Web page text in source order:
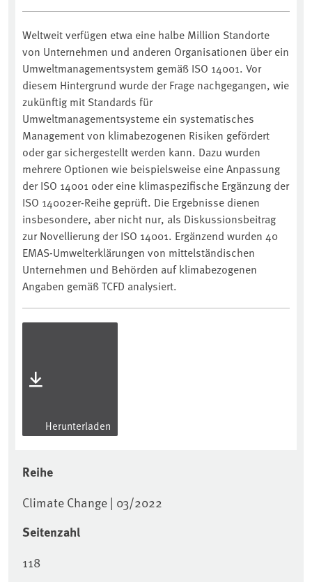
Weltweit verfügen etwa eine halbe Million Standorte
von Unternehmen und anderen Organisationen über ein
Umweltmanagementsystem gemäß ISO 14001. Vor
diesem Hintergrund wurde der Frage nachgegangen, wie
zukünftig mit Standards für
Umweltmanagementsysteme ein systematisches
Management von klimabezogenen Risiken gefördert
oder gar sichergestellt werden kann. Dazu wurden
mehrere Optionen wie beispielsweise eine Anpassung
der ISO 14001 oder eine klimaspezifische Ergänzung der
ISO 14002er-Reihe geprüft. Die Ergebnisse dienen
insbesondere, aber nicht nur, als Diskussionsbeitrag
zur Novellierung der ISO 14001. Ergänzend wurden 40
EMAS-Umwelterklärungen von mittelständischen
Unternehmen und Behörden auf klimabezogenen
Angaben gemäß TCFD analysiert.
Herunterladen
Reihe
Climate Change | 03/2022
Seitenzahl
118